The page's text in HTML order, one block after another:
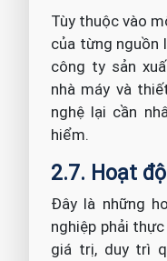
Tùy thuộc vào
của từng nguồn
công ty sản
nhà máy và
nghệ lại cần
hiểm.
2.7. Hoạt
Đây là những
nghiệp phải
giá trị, duy trì